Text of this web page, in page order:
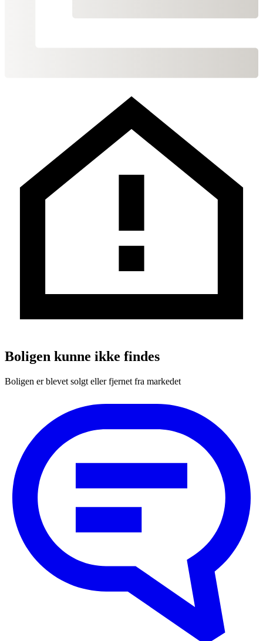
Boligen kunne ikke findes
Boligen er blevet solgt eller fjernet fra markedet